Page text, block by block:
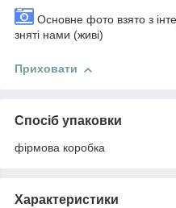
Основне фото взято з
зняті нами (живі)
Приховати
Спосіб упаковки
фірмова коробка
Характеристики